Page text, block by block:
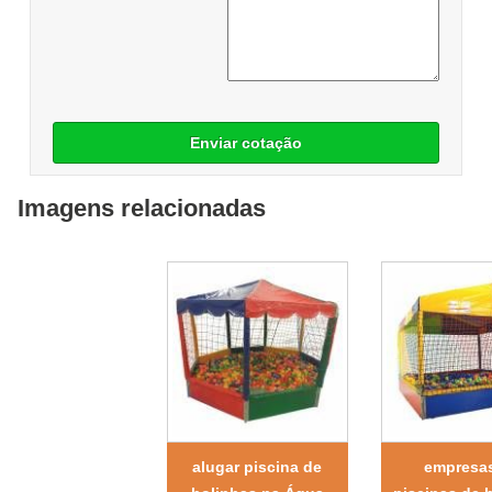
Enviar cotação
Imagens relacionadas
alugar piscina de